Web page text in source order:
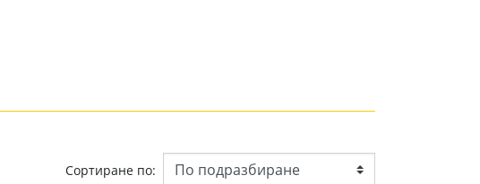
Сортиране по: